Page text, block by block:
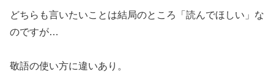
どちらも言いたいことは結局のところ「読んでほしい」な
のですが…
敬語の使い方に違いあり。